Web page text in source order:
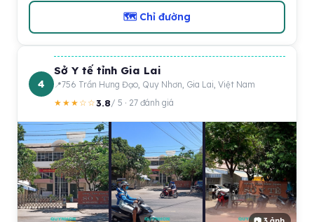
🗺 Chỉ đường
4
Sở Y tế tỉnh Gia Lai
756 Trần Hưng Đạo, Quy Nhơn, Gia Lai, Việt Nam
★★★☆☆3.8/ 5 · 27 đánh giá